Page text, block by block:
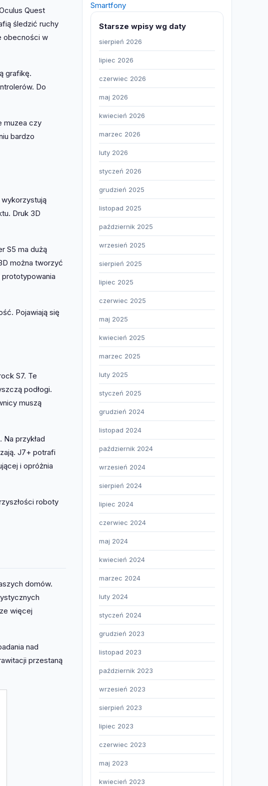
Quest
śledzić ruchy
obecności w
grafikę.
Do
muzea czy
bardzo
Druk 3D
S5 ma dużą
można tworzyć
Pojawiają się
S7. Te
podłogi.
muszą
przykład
J7+ potrafi
i opróżnia
roboty
domów.
więcej
nad
przestaną
Smartfony
Starsze wpisy wg daty
sierpień 2026
lipiec 2026
czerwiec 2026
maj 2026
kwiecień 2026
marzec 2026
luty 2026
styczeń 2026
grudzień 2025
listopad 2025
październik 2025
wrzesień 2025
sierpień 2025
lipiec 2025
czerwiec 2025
maj 2025
kwiecień 2025
marzec 2025
luty 2025
styczeń 2025
grudzień 2024
listopad 2024
październik 2024
wrzesień 2024
sierpień 2024
lipiec 2024
czerwiec 2024
maj 2024
kwiecień 2024
marzec 2024
luty 2024
styczeń 2024
grudzień 2023
listopad 2023
październik 2023
wrzesień 2023
sierpień 2023
lipiec 2023
czerwiec 2023
maj 2023
kwiecień 2023